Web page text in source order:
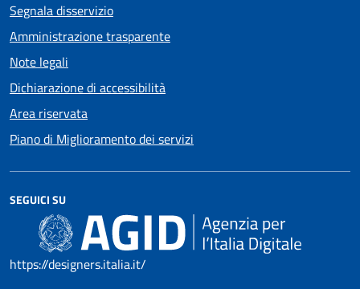
Segnala disservizio
Amministrazione trasparente
Note legali
Dichiarazione di accessibilità
Area riservata
Piano di Miglioramento dei servizi
SEGUICI SU
https://designers.italia.it/